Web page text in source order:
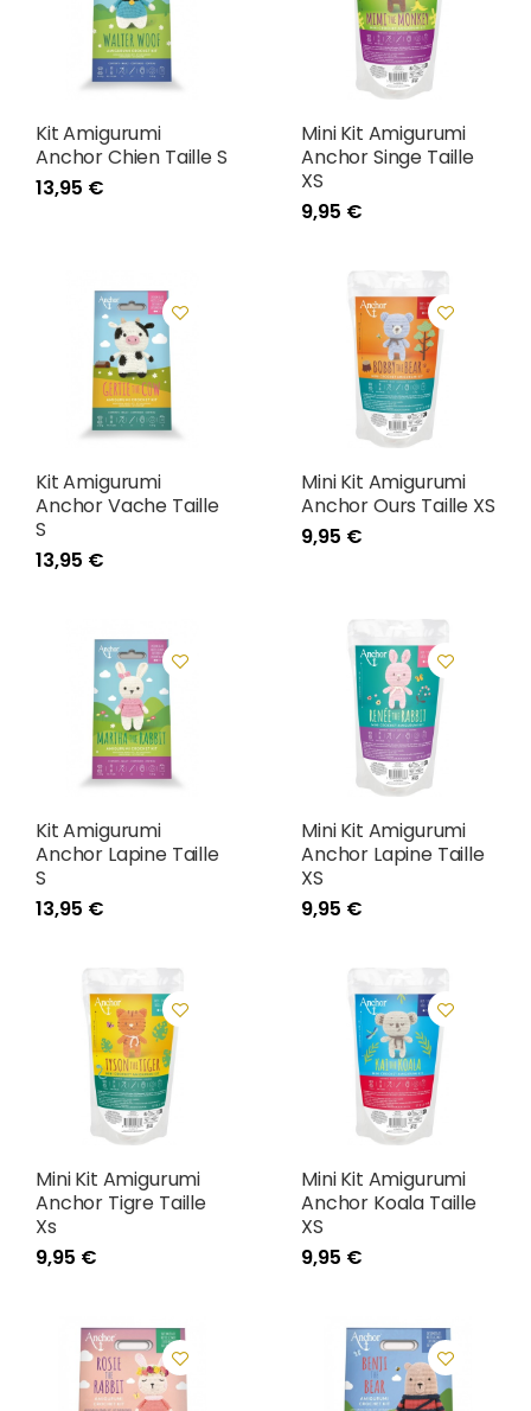
Kit Amigurumi
Anchor Chien Taille S
13,95 €
Mini Kit Amigurumi
Anchor Singe Taille
XS
9,95 €
Kit Amigurumi
Anchor Vache Taille
S
13,95 €
Mini Kit Amigurumi
Anchor Ours Taille XS
9,95 €
Kit Amigurumi
Anchor Lapine Taille
S
13,95 €
Mini Kit Amigurumi
Anchor Lapine Taille
XS
9,95 €
Mini Kit Amigurumi
Anchor Tigre Taille
Xs
9,95 €
Mini Kit Amigurumi
Anchor Koala Taille
XS
9,95 €